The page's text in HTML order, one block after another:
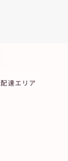
配達エリア